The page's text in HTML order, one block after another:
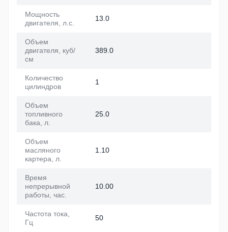
Мощность
двигателя, л.с.
13.0
Объем
двигателя, куб/
см
389.0
Количество
цилиндров
1
Объем
топливного
бака, л.
25.0
Объем
масляного
картера, л.
1.10
Время
непрерывной
работы, час.
10.00
Частота тока,
Гц
50